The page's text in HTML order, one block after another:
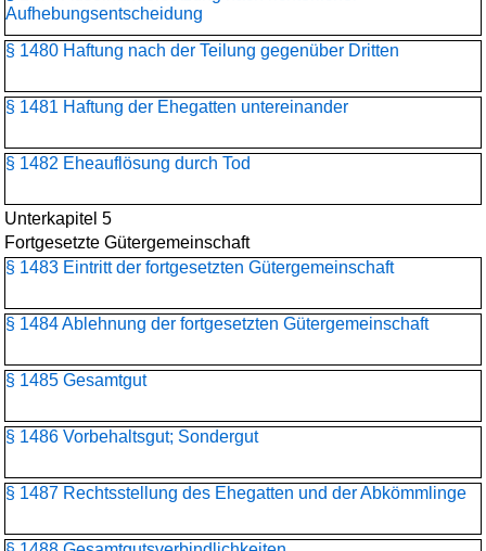
Aufhebungsentscheidung
§ 1480 Haftung nach der Teilung gegenüber Dritten
§ 1481 Haftung der Ehegatten untereinander
§ 1482 Eheauflösung durch Tod
Unterkapitel 5
Fortgesetzte Gütergemeinschaft
§ 1483 Eintritt der fortgesetzten Gütergemeinschaft
§ 1484 Ablehnung der fortgesetzten Gütergemeinschaft
§ 1485 Gesamtgut
§ 1486 Vorbehaltsgut; Sondergut
§ 1487 Rechtsstellung des Ehegatten und der Abkömmlinge